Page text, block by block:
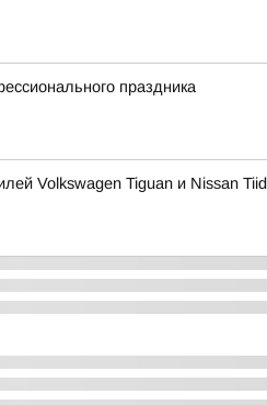
праздника
Volkswagen Tiguan и Nissan